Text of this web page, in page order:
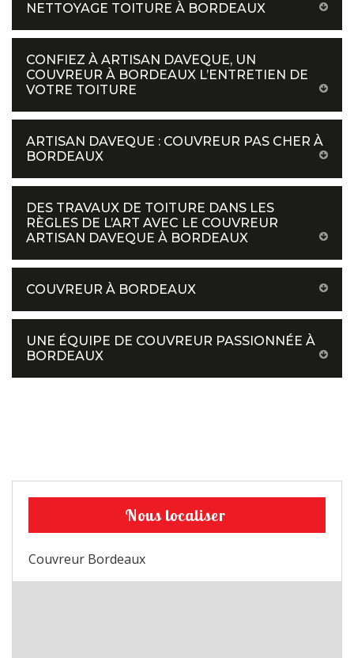
NETTOYAGE TOITURE À BORDEAUX
CONFIEZ À ARTISAN DAVEQUE, UN
COUVREUR À BORDEAUX L’ENTRETIEN DE
VOTRE TOITURE
ARTISAN DAVEQUE : COUVREUR PAS CHER À
BORDEAUX
DES TRAVAUX DE TOITURE DANS LES
RÈGLES DE L’ART AVEC LE COUVREUR
ARTISAN DAVEQUE À BORDEAUX
COUVREUR À BORDEAUX
UNE ÉQUIPE DE COUVREUR PASSIONNÉE À
BORDEAUX
Nous localiser
Couvreur Bordeaux